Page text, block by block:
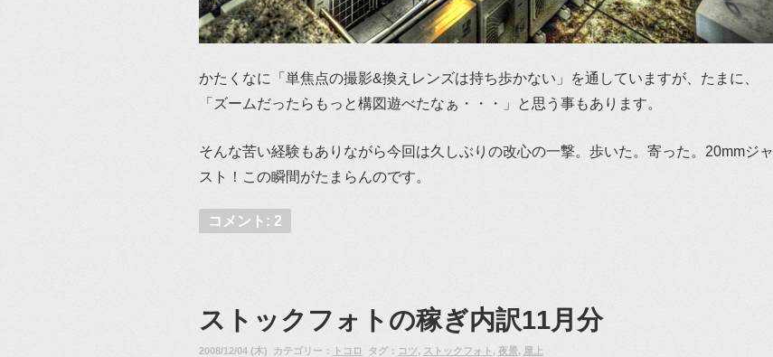
かたくなに「単焦点の撮影&換えレンズは持ち歩かない」を通していますが、たまに、
「ズームだったらもっと構図遊べたなぁ・・・」と思う事もあります。
そんな苦い経験もありながら今回は久しぶりの改心の一撃。歩いた。寄った。20mmジャ
スト！この瞬間がたまらんのです。
コメント: 2
ストックフォトの稼ぎ内訳11月分
2008/12/04 (木) カテゴリー： トコロ タグ： コツ, ストックフォト , 夜景, 屋上